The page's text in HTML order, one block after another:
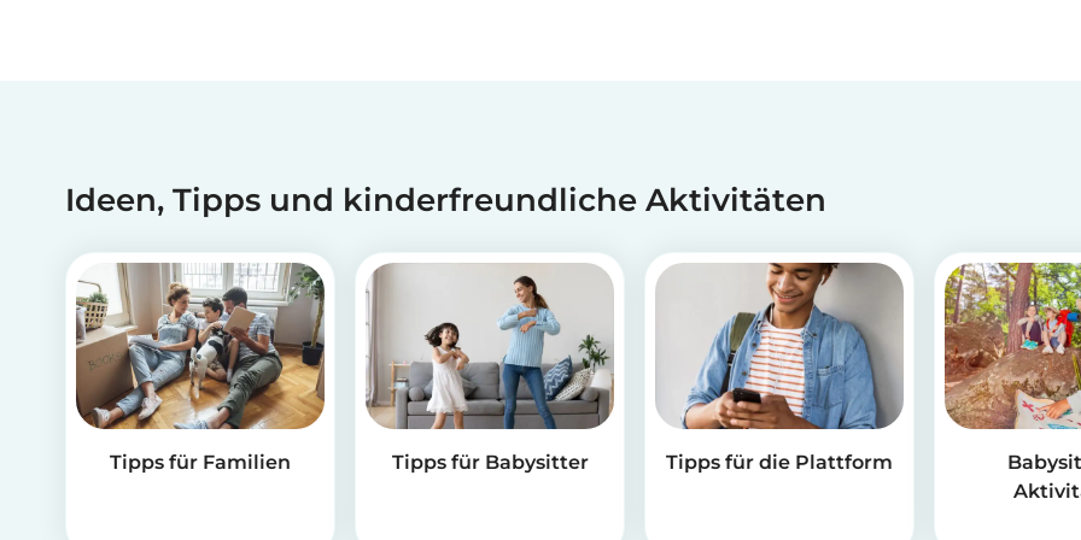
Ideen, Tipps und kinderfreundliche Aktivitäten
Tipps für Familien Tipps für Babysitter Tipps für die Plattform